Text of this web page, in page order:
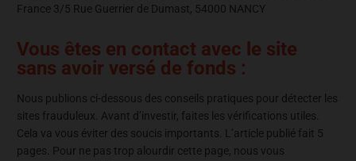
France 3/5 Rue Guerrier de Dumast, 54000 NANCY
Vous êtes en contact avec le site
sans avoir versé de fonds :
Nous publions ci-dessous des conseils pratiques pour détecter les
sites frauduleux. Avant d’investir, faites les vérifications utiles.
Cela va vous éviter des soucis importants. L’article publié fait 5
pages. Pour ne pas trop alourdir cette page, nous vous